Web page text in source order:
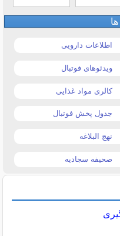
اطلاعات دارویی
ویدئوهای فوتبال
کالری مواد غذایی
جدول پخش فوتبال
نهج البلاغه
صحیفه سجادیه